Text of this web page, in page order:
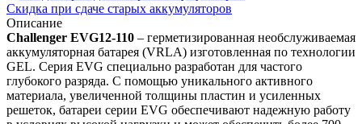
Скидка при сдаче старых аккумуляторов
Описание
Challenger EVG12-110 – герметизированная необслуживаемая
аккумуляторная батарея (VRLA) изготовленная по технологии
GEL. Серия EVG специально разработан для частого
глубокого разряда. С помощью уникального активного
материала, увеличенной толщины пластин и усиленных
решеток, батареи серии EVG обеспечивают надежную работу